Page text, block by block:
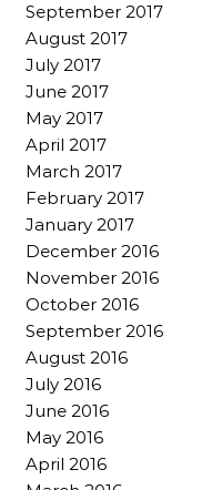
September 2017
August 2017
July 2017
June 2017
May 2017
April 2017
March 2017
February 2017
January 2017
December 2016
November 2016
October 2016
September 2016
August 2016
July 2016
June 2016
May 2016
April 2016